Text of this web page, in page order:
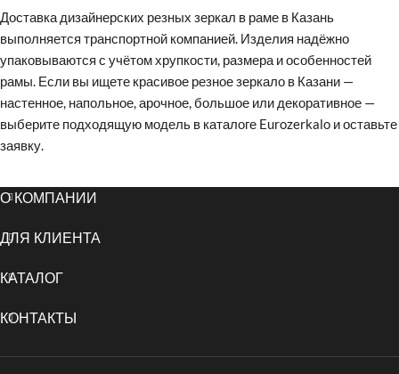
Доставка дизайнерских резных зеркал в раме в Казань
выполняется транспортной компанией. Изделия надёжно
упаковываются с учётом хрупкости, размера и особенностей
рамы. Если вы ищете красивое резное зеркало в Казани —
настенное, напольное, арочное, большое или декоративное —
выберите подходящую модель в каталоге Eurozerkalo и оставьте
заявку.
О КОМПАНИИ
ДЛЯ КЛИЕНТА
КАТАЛОГ
КОНТАКТЫ